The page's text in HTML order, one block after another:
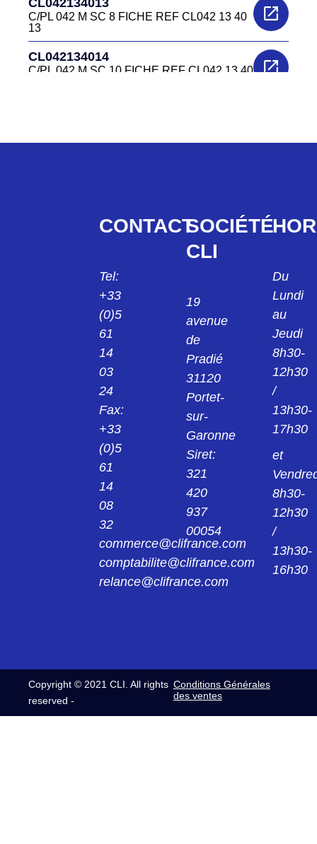
CL042134013
C/PL 042 M SC 8 FICHE REF CL042 13 40
13
CL042134014
C/PL 042 M SC 10 FICHE REF CL042 13 40
C/RL 042 F SC 8 PROLONGATEUR REF
CL062124011
CL062124012
C/PL 062 F SC 7 FICHE CL062 12 40 12
CL062124013
C/PL 062 F SC 8 FICHE CL062 12 40 13
CL062124014
C/PL 062 F SC 10 FICHECL062 12 40 14
CL062124015
C/PL 062 F SC 12 FICHE CL062 12 40 15
C/PL 062 F SC 6 FICHE CL062 13 40 11
CL062134012
CL062134014
C/PL 062 M SC 10 FICHE CL062 13 40 14
CONTACT
Tel:
+33
(0)5
61
14
03
24
Fax:
+33
(0)5
61
14
08
32
commerce@clifrance.com
comptabilite@clifrance.com
relance@clifrance.com
SOCIÉTÉ
CLI
19
avenue
de
Pradié
31120
Portet-
sur-
Garonne
Siret:
321
420
937
00054
Du
Lundi
au
Jeudi
8h30-
12h30
/
13h30-
17h30
et
8h30-
12h30
/
13h30-
16h30
Copyright © 2021 CLI. All rights
reserved -
Conditions Générales
des ventes